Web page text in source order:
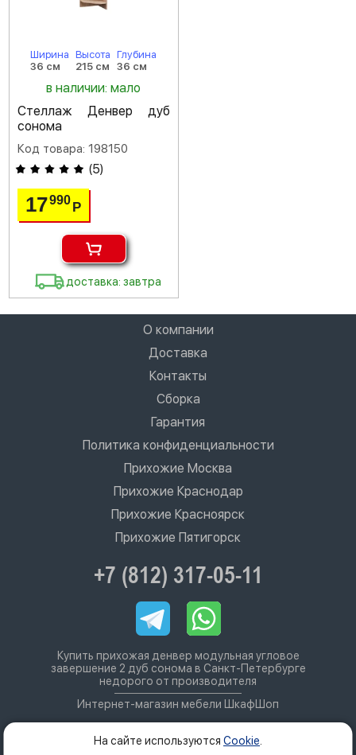
Ширина
36 см
Высота
215 см
Глубина
36 см
в наличии: мало
Стеллаж Денвер дуб
сонома
Код товара: 198150
(5)
17990Р
доставка: завтра
О компании
Доставка
Контакты
Сборка
Гарантия
Политика конфиденциальности
Прихожие Москва
Прихожие Краснодар
Прихожие Красноярск
Прихожие Пятигорск
+7 (812) 317-05-11
Купить прихожая денвер модульная угловое
завершение 2 дуб сонома в Санкт-Петербурге
недорого от производителя
Интернет-магазин мебели ШкафШоп
На сайте используются Cookie